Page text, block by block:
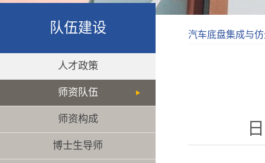
队伍建设
人才政策
师资队伍
师资构成
博士生导师
汽车底盘集成与